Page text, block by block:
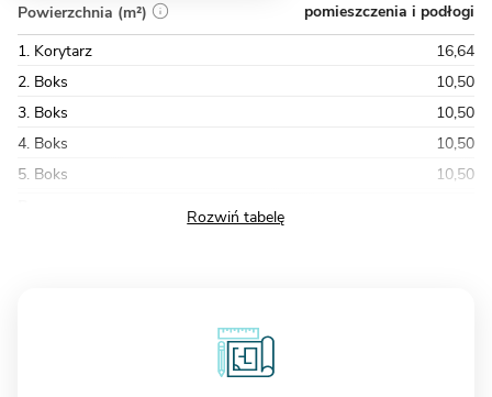
Powierzchnia (m²)
pomieszczenia i podłogi
1. Korytarz
16,64
2. Boks
10,50
3. Boks
10,50
4. Boks
10,50
5. Boks
10,50